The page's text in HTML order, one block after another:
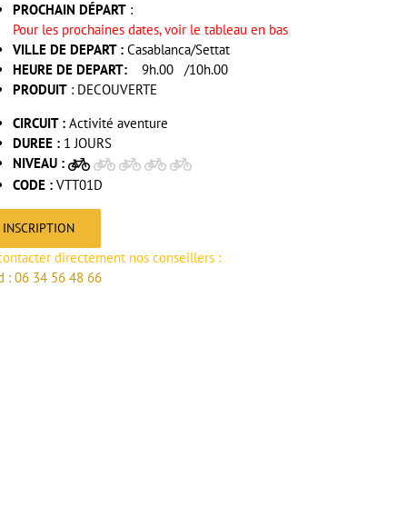
PROCHAIN DÉPART :
Pour les prochaines dates, voir le tableau en bas
VILLE DE DEPART : Casablanca/Settat
HEURE DE DEPART: 9h.00 /10h.00
PRODUIT : DECOUVERTE
CIRCUIT : Activité aventure
DUREE : 1 JOURS
NIVEAU :
CODE : VTT01D
INSCRIPTION
directement nos conseillers :
: 06 34 56 48 66